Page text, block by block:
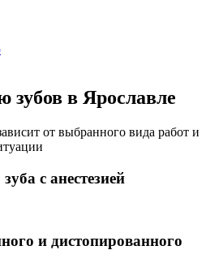
в Ярославле
от выбранного вида работ и
с анестезией
и дистопированного